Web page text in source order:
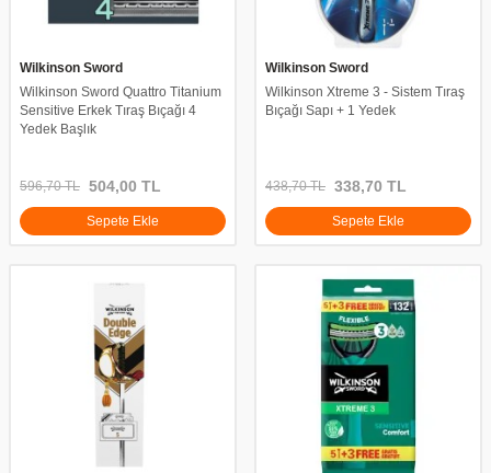
Wilkinson Sword
Wilkinson Sword Quattro Titanium
Sensitive Erkek Tıraş Bıçağı 4
Yedek Başlık
596,70TL 504,00 TL
Sepete Ekle
Wilkinson Sword
Wilkinson Xtreme 3 - Sistem Tıraş
Bıçağı Sapı + 1 Yedek
438,70TL 338,70 TL
Sepete Ekle